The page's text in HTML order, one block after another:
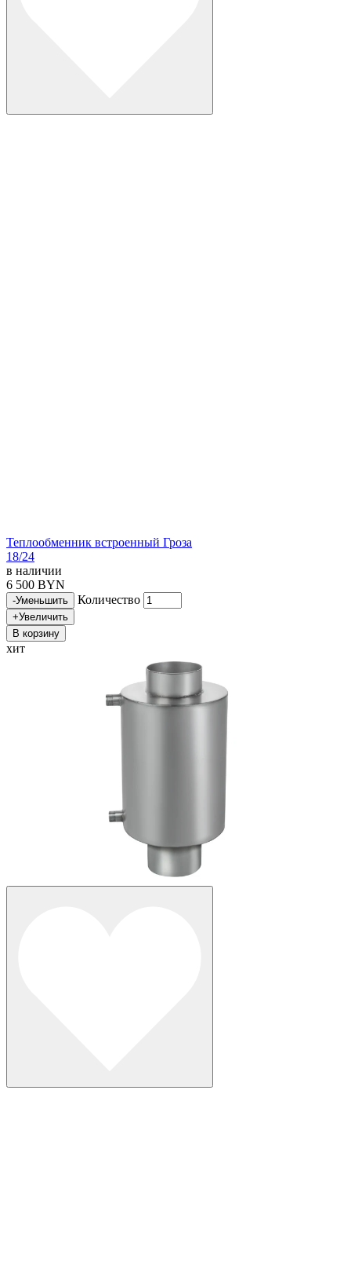
Теплообменник встроенный Гроза
18/24
в наличии
6 500 BYN
-Уменьшить Количество
+Увеличить
В корзину
хит